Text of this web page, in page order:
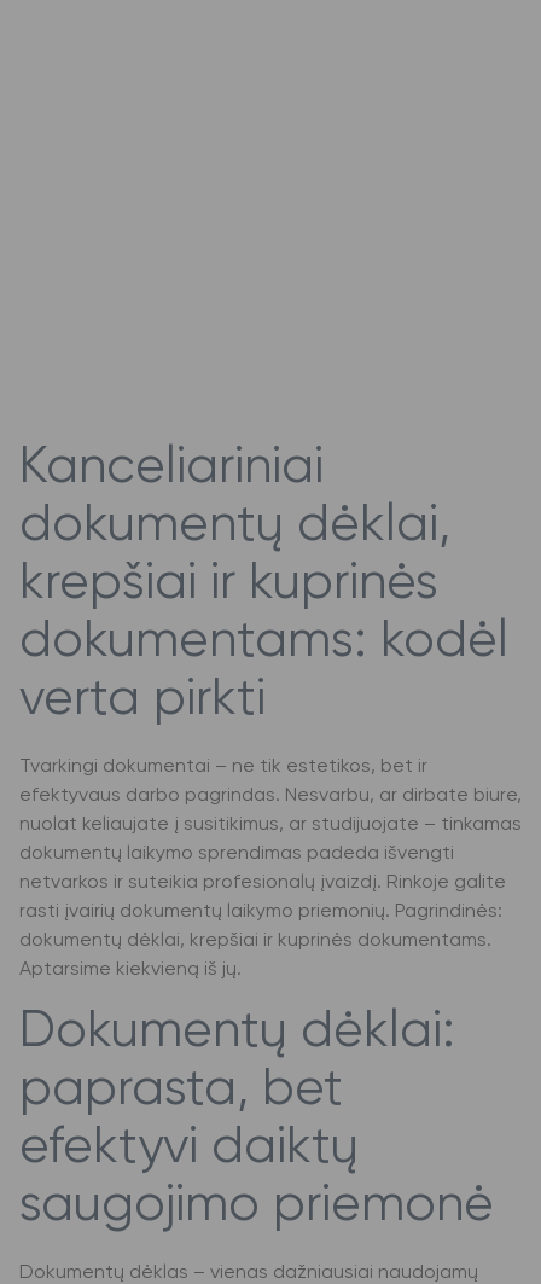
Kanceliariniai
dokumentų dėklai,
krepšiai ir kuprinės
dokumentams: kodėl
verta pirkti
Tvarkingi dokumentai – ne tik estetikos, bet ir
efektyvaus darbo pagrindas. Nesvarbu, ar dirbate biure,
nuolat keliaujate į susitikimus, ar studijuojate – tinkamas
dokumentų laikymo sprendimas padeda išvengti
netvarkos ir suteikia profesionalų įvaizdį. Rinkoje galite
rasti įvairių dokumentų laikymo priemonių. Pagrindinės:
dokumentų dėklai, krepšiai ir kuprinės dokumentams.
Aptarsime kiekvieną iš jų.
Dokumentų dėklai:
paprasta, bet
efektyvi daiktų
saugojimo priemonė
Dokumentų dėklas – vienas dažniausiai naudojamų